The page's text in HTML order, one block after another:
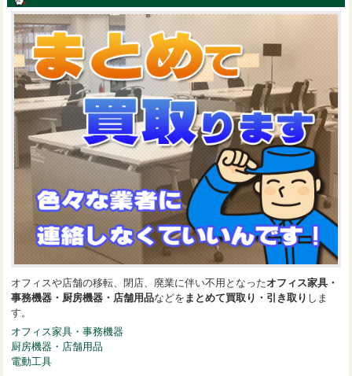
オフィスや店舗の移転、閉店、廃業に伴い不用となったオフィス家具・
事務機器・厨房機器・店舗用品などを まとめて買取り・引き取り しま
す。
オフィス家具・事務機器
厨房機器・店舗用品
電動工具